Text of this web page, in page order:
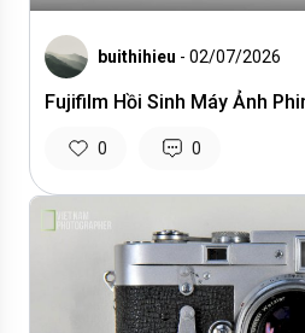
buithihieu - 02/07/2026
Fujifilm Hồi Sinh Máy Ảnh
0 0